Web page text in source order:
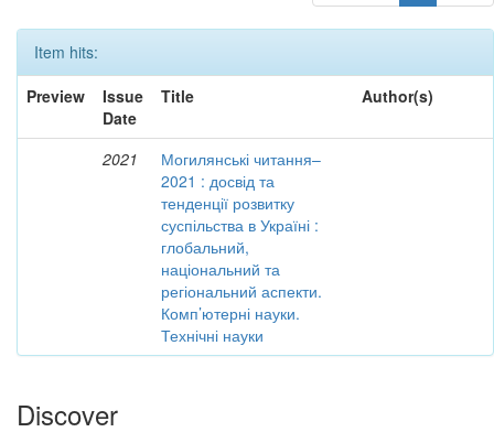
Item hits:
Preview
Issue
Date
Title Author(s)
2021
Могилянські читання–
2021 : досвід та
тенденції розвитку
суспільства в Україні :
глобальний,
національний та
регіональний аспекти.
Комп’ютерні науки.
Технічні науки
Discover